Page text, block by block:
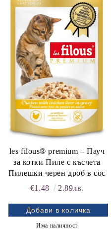
les filous® premium – Пауч
за котки Пиле с късчета
Пилешки черен дроб в сос
€1.48
2.89лв.
Има наличност